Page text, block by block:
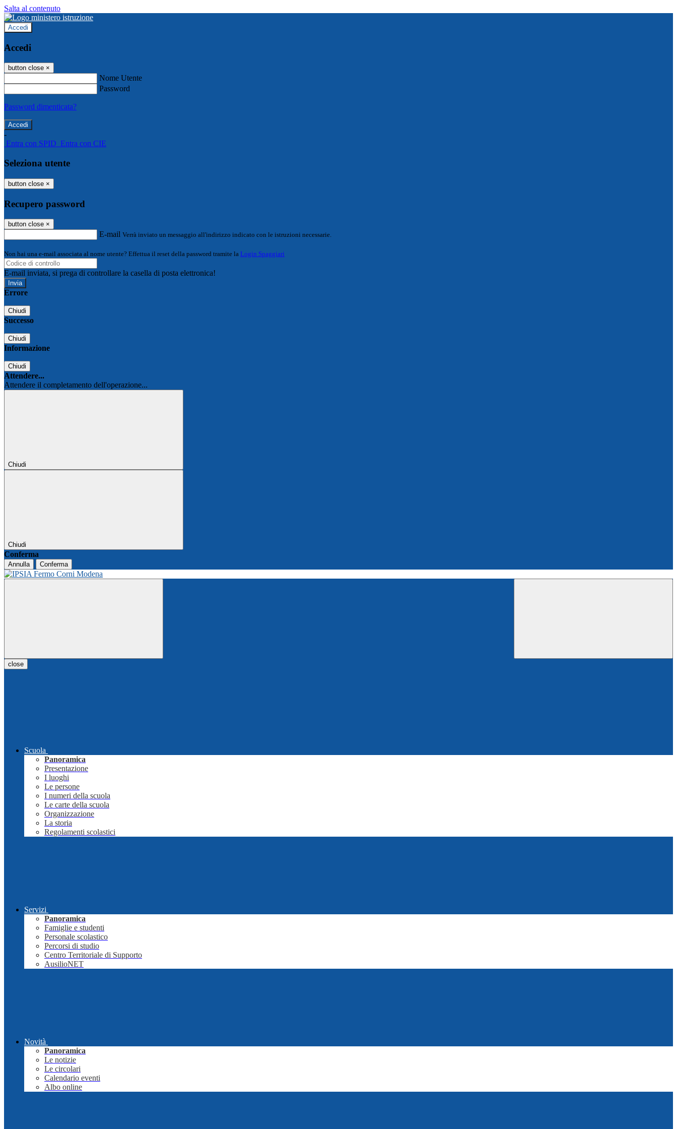
Salta al contenuto
Accedi
Accedi
button close ×
Nome Utente
Password
Password dimenticata?
-
Entra con SPID Entra con CIE
Seleziona utente
button close ×
Recupero password
button close ×
E-mail Verrà inviato un messaggio all'indirizzo indicato con le istruzioni necessarie.
Non hai una e-mail associata al nome utente? Effettua il reset della password tramite la Login Spaggiari
E-mail inviata, si prega di controllare la casella di posta elettronica!
Errore
Chiudi
Successo
Chiudi
Informazione
Chiudi
Attendere...
Attendere il completamento dell'operazione...
Chiudi
Chiudi
Conferma
Annulla Conferma
close
Scuola
Panoramica
Presentazione
I luoghi
Le persone
I numeri della scuola
Le carte della scuola
Organizzazione
La storia
Regolamenti scolastici
Servizi
Panoramica
Famiglie e studenti
Personale scolastico
Percorsi di studio
Centro Territoriale di Supporto
AusilioNET
Novità
Panoramica
Le notizie
Le circolari
Calendario eventi
Albo online